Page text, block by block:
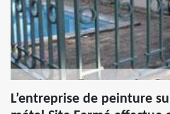
L’entreprise de peinture